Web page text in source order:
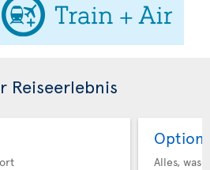
Reiseerlebnis
Option
Alles, was